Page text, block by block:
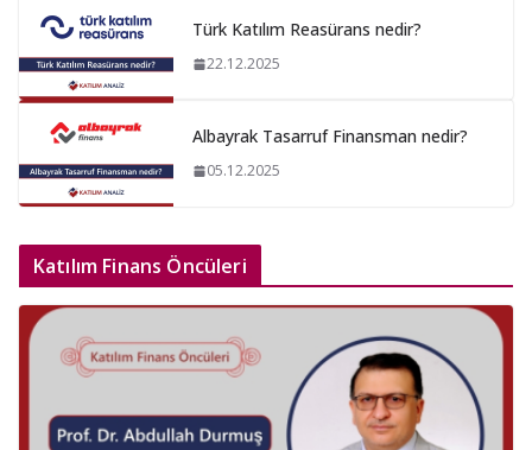
Türk Katılım Reasürans nedir?
22.12.2025
Albayrak Tasarruf Finansman nedir?
05.12.2025
Katılım Finans Öncüleri